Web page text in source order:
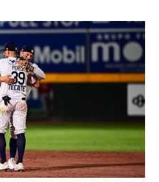
pero a partir